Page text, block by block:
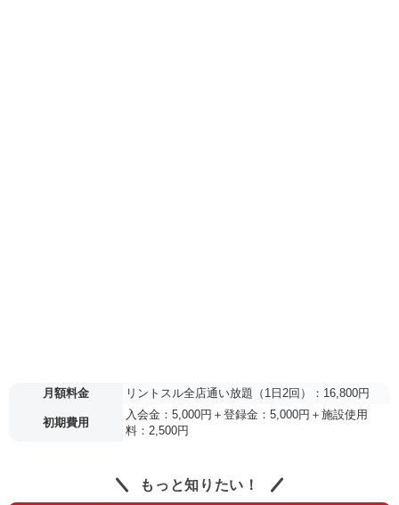
月額料金 リントスル全店通い放題（1日2回）：16,800円
初期費用
入会金：5,000円＋登録金：5,000円＋施設使用
料：2,500円
もっと知りたい！